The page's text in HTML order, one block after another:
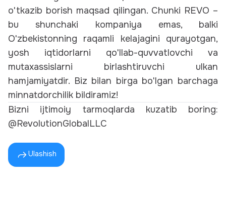
o'tkazib borish maqsad qilingan. Chunki REVO –
bu shunchaki kompaniya emas, balki
O'zbekistonning raqamli kelajagini qurayotgan,
yosh iqtidorlarni qo'llab-quvvatlovchi va
mutaxassislarni birlashtiruvchi ulkan
hamjamiyatdir. Biz bilan birga bo'lgan barchaga
minnatdorchilik bildiramiz!
Bizni ijtimoiy tarmoqlarda kuzatib boring:
@RevolutionGlobalLLC
Ulashish